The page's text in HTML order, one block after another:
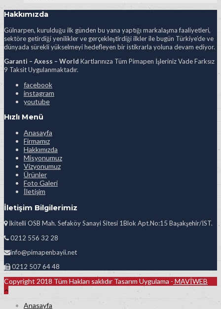
Hakkımızda
Gülnarpen, kurulduğu ilk günden bu yana yaptığı markalaşma faaliyetleri,
sektöre getirdiği yenilikler ve gerçekleştirdiği ilkler ile bugün Türkiye’de ve
dünyada sürekli yükselmeyi hedefleyen bir istikrarla yoluna devam ediyor.
Garanti – Axess – World Kartlarınıza Tüm Pimapen İşleriniz Vade Farksız
9 Taksit Uygulanmaktadır.
facebook
instagram
youtube
Hızlı Menü
Anasayfa
Firmamız
Hakkımızda
Misyonumuz
Vizyonumuz
Ürünler
Foto Galeri
İletişim
İletişim Bilgilerimiz
İkitelli OSB Mah. Sefaköy Sanayi Sitesi 1Blok Apt.No:15 Başakşehir/İST.
0212 556 32 28
info@pimapenbayii.net
0212 507 64 48
Copyright 2018 Tüm Hakları saklıdır Tasarım Uygulama - MAVİWEB
Anasayfa